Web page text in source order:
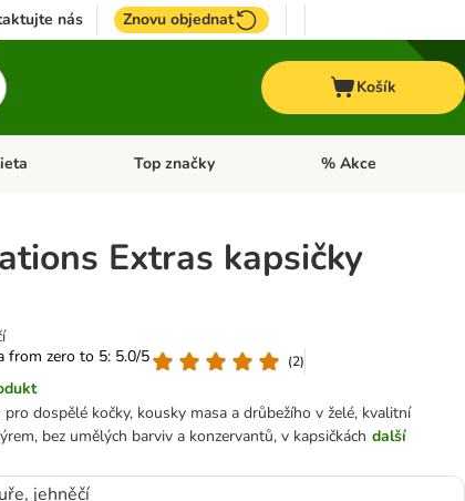
nás Znovu objednat
Košík
Koně Otevřít menu: + VET Dieta
Top značky Otevřít menu: Top
% Akce
Extras kapsičky
from zero to 5: 5.0/5
(2)
dospělé kočky, kousky masa a drůbežího v želé, kvalitní
bez umělých barviv a konzervantů, v kapsičkách další
jehněčí